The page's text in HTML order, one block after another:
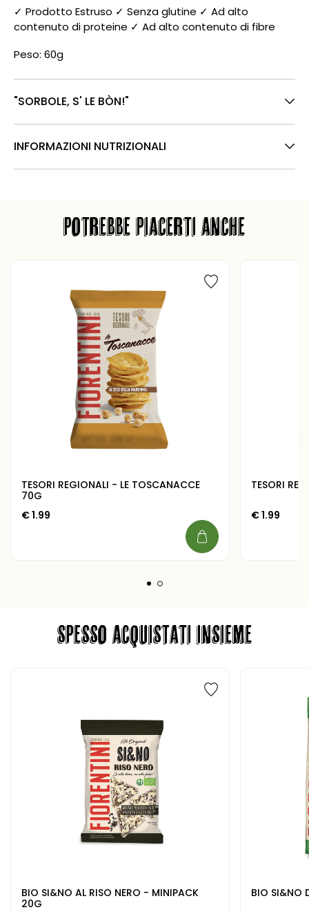
✓ Prodotto Estruso ✓ Senza glutine ✓ Ad alto
contenuto di proteine ✓ Ad alto contenuto di fibre
Peso: 60g
"SORBOLE, S' LE BÒN!"
INFORMAZIONI NUTRIZIONALI
POTREBBE PIACERTI ANCHE
TESORI REGIONALI - LE TOSCANACCE
70G
€1.99
TESORI
€1.99
SPESSO ACQUISTATI INSIEME
BIO SI&NO AL RISO NERO - MINIPACK
20G
BIO SI&NO